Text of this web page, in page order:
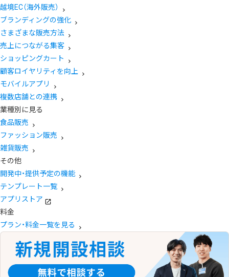
越境EC（海外販売）
ブランディングの強化
さまざまな販売方法
売上につながる集客
ショッピングカート
顧客ロイヤリティを向上
モバイルアプリ
複数店舗との連携
業種別に見る
食品販売
ファッション販売
雑貨販売
その他
開発中・提供予定の機能
テンプレート一覧
アプリストア
料金
プラン・料金一覧を見る